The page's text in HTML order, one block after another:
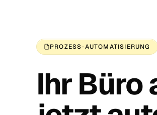
PROZESS-AUTOMATISIERUNG
Ihr Büro